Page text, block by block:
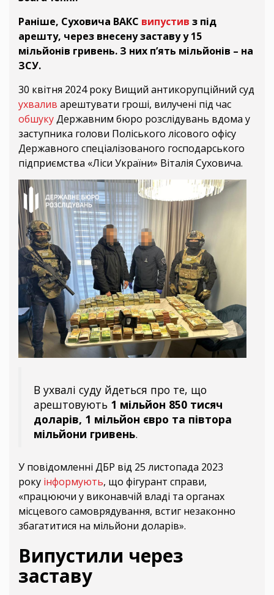
Раніше, Суховича ВАКС випустив з під
арешту, через внесену заставу у 15
мільйонів гривень. З них п’ять мільйонів – на
ЗСУ.
30 квітня 2024 року Вищий антикорупційний суд
ухвалив арештувати гроші, вилучені під час
обшукуДержавним бюро розслідувань вдома у
заступника голови Поліського лісового офісу
Державного спеціалізованого господарського
підприємства «Ліси України» Віталія Суховича.
В ухвалі суду йдеться про те, що
арештовують 1 мільйон 850 тисяч
доларів, 1 мільйон євро та півтора
мільйони гривень.
У повідомленні ДБР від 25 листопада 2023
року інформують, що фігурант справи,
«працюючи у виконавчій владі та органах
місцевого самоврядування, встиг незаконно
збагатитися на мільйони доларів».
Випустили через
заставу